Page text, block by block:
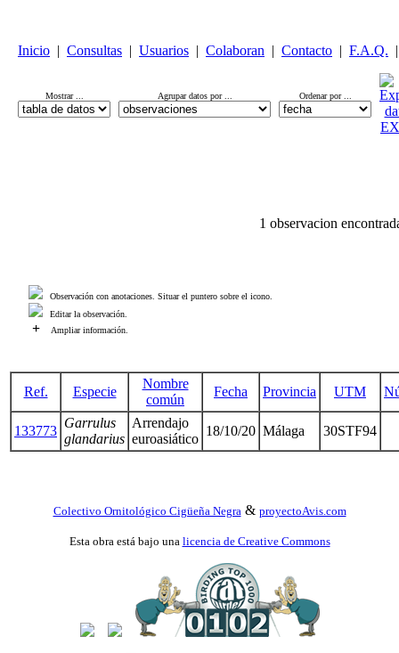
Inicio | Consultas | Usuarios | Colaboran | Contacto | F.A.Q. |
Mostrar ... Agrupar datos por ... Ordenar por ...
1 observacion
Observación con anotaciones. Situar el puntero sobre el icono.
Editar la observación.
+ Ampliar información.
Ref. Especie
Nombre
común
Fecha Provincia UTM
133773
Garrulus
glandarius
Arrendajo
euroasiático
18/10/20 Málaga 30STF94
Colectivo Ornitológico Cigüeña Negra & proyectoAvis.com
Esta obra está bajo una licencia de Creative Commons